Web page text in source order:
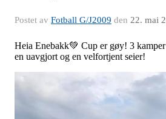
Postet av Fotball G/J2009 den 22. mai
Heia Enebakk💚 Cup er gøy! 3
en uavgjort og en velfortjent seier!